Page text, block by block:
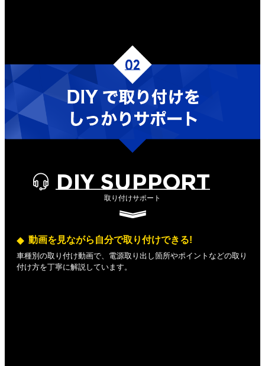
DIY SUPPORT
取り付けサポート
動画を見ながら自分で取り付けできる!
車種別の取り付け動画で、電源取り出し箇所やポイントなどの取り
付け方を丁寧に解説しています。